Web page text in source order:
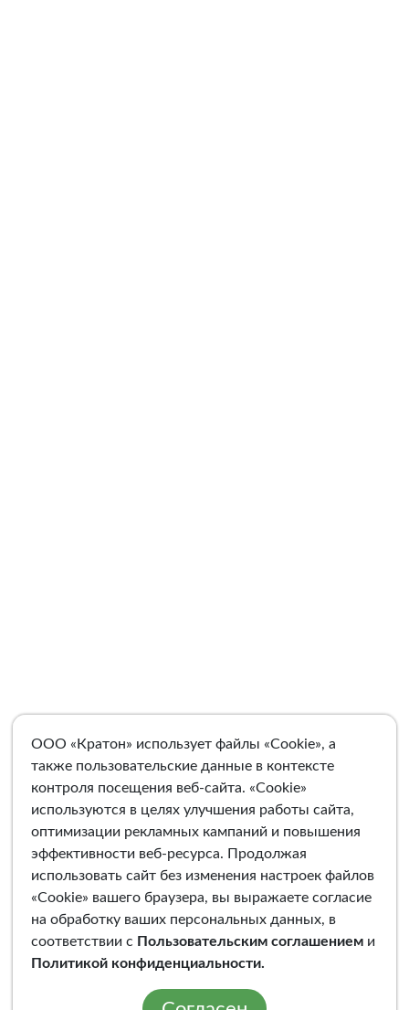
ООО «Кратон» использует файлы «Cookie», а
также пользовательские данные в контексте
контроля посещения веб-сайта. «Cookie»
используются в целях улучшения работы сайта,
оптимизации рекламных кампаний и повышения
эффективности веб-ресурса. Продолжая
использовать сайт без изменения настроек файлов
«Cookie» вашего браузера, вы выражаете согласие
на обработку ваших персональных данных, в
соответствии с Пользовательским соглашением и
Политикой конфиденциальности.